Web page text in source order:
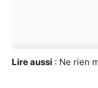
Lire aussi : Ne rien